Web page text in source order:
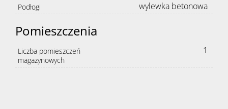
Podłogi wylewka betonowa
Pomieszczenia
Liczba pomieszczeń
magazynowych
1